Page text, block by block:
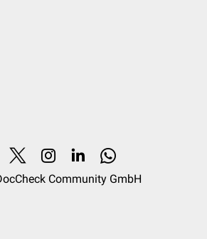
Community GmbH